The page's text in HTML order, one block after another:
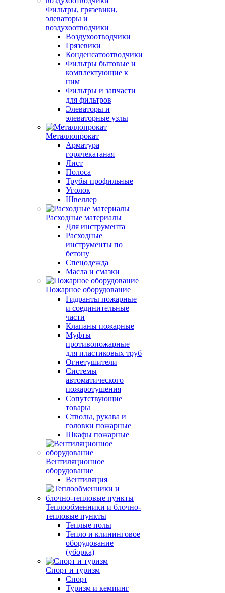
Фильтры, грязевики,
элеваторы и
воздухоотводчики
Воздухоотводчики
Грязевики
Конденсатоотводчики
Фильтры бытовые и
комплектующие к
ним
Фильтры и запчасти
для фильтров
Элеваторы и
элеваторные узлы
Металлопрокат
Арматура
горячекатаная
Лист
Полоса
Трубы профильные
Уголок
Швеллер
Расходные материалы
Для инструмента
Расходные
инструменты по
бетону
Спецодежда
Масла и смазки
Пожарное оборудование
Гидранты пожарные
и соединительные
части
Клапаны пожарные
Муфты
противопожарные
для пластиковых труб
Огнетушители
Системы
автоматического
пожаротушения
Сопутствующие
товары
Стволы, рукава и
головки пожарные
Шкафы пожарные
Вентиляционное
оборудование
Вентиляция
Теплообменники и блочно-
тепловые пункты
Теплые полы
Тепло и клининговое
оборудование
(уборка)
Спорт и туризм
Спорт
Туризм и кемпинг